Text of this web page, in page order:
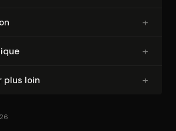
+
+
plus loin +